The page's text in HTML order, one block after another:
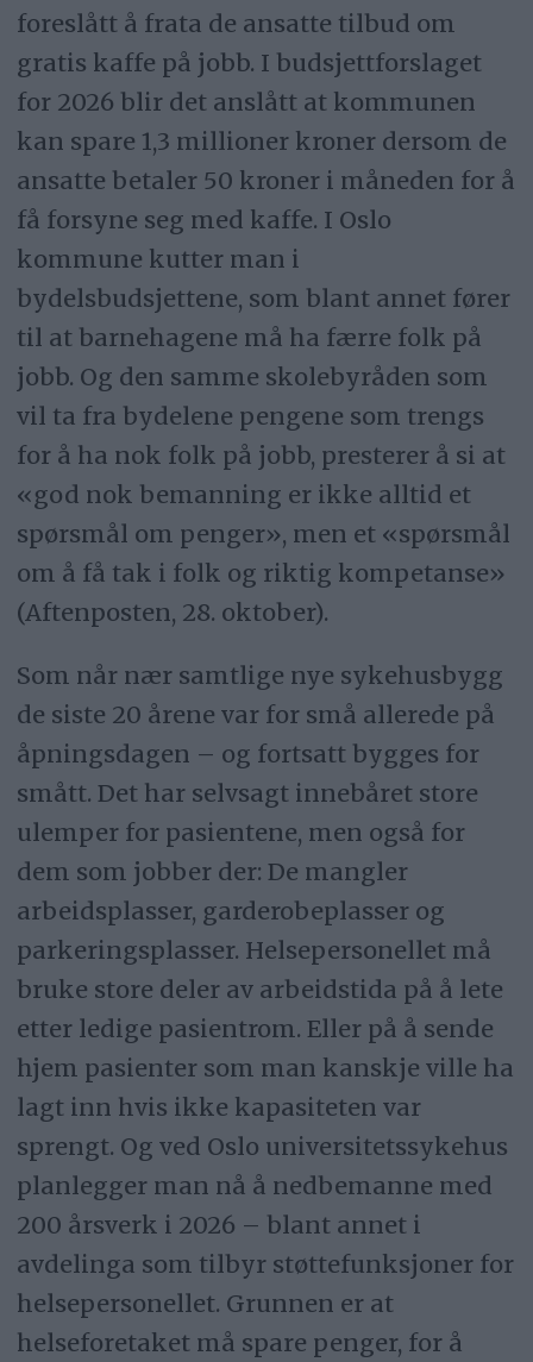
foreslått å frata de ansatte tilbud om
gratis kaffe på jobb. I budsjettforslaget
for 2026 blir det anslått at kommunen
kan spare 1,3 millioner kroner dersom de
ansatte betaler 50 kroner i måneden for å
få forsyne seg med kaffe. I Oslo
kommune kutter man i
bydelsbudsjettene, som blant annet fører
til at barnehagene må ha færre folk på
jobb. Og den samme skolebyråden som
vil ta fra bydelene pengene som trengs
for å ha nok folk på jobb, presterer å si at
«god nok bemanning er ikke alltid et
spørsmål om penger», men et «spørsmål
om å få tak i folk og riktig kompetanse»
(Aftenposten, 28. oktober).
Som når nær samtlige nye sykehusbygg
de siste 20 årene var for små allerede på
åpningsdagen – og fortsatt bygges for
smått. Det har selvsagt innebåret store
ulemper for pasientene, men også for
dem som jobber der: De mangler
arbeidsplasser, garderobeplasser og
parkeringsplasser. Helsepersonellet må
bruke store deler av arbeidstida på å lete
etter ledige pasientrom. Eller på å sende
hjem pasienter som man kanskje ville ha
lagt inn hvis ikke kapasiteten var
sprengt. Og ved Oslo universitetssykehus
planlegger man nå å nedbemanne med
200 årsverk i 2026 – blant annet i
avdelinga som tilbyr støttefunksjoner for
helsepersonellet. Grunnen er at
helseforetaket må spare penger, for å